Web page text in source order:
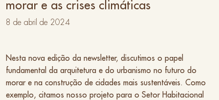
morar e as crises climáticas
8 de abril de 2024
Nesta nova edição da newsletter, discutimos o papel
fundamental da arquitetura e do urbanismo no futuro do
morar e na construção de cidades mais sustentáveis. Como
exemplo, citamos nosso projeto para o Setor Habitacional